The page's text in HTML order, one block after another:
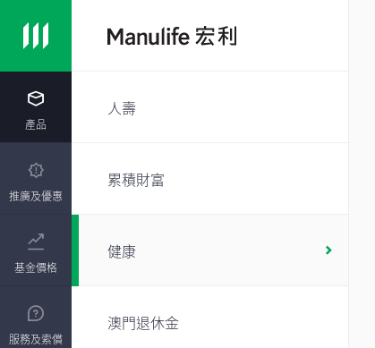
產品
推廣及優惠
基金價格
服務及索償
人壽
累積財富
健康
澳門退休金